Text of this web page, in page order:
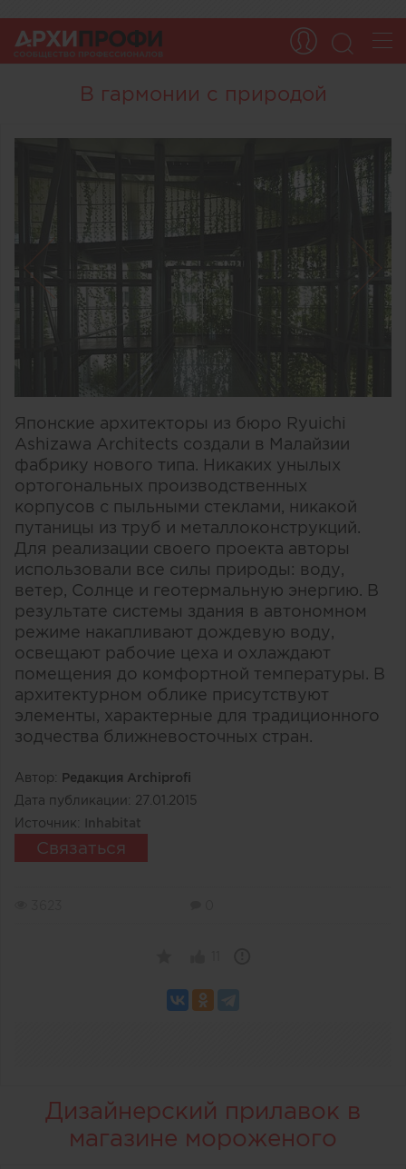
В гармонии с природой
Японские архитекторы из бюро Ryuichi
Ashizawa Architects создали в Малайзии
фабрику нового типа. Никаких унылых
ортогональных производственных
корпусов с пыльными стеклами, никакой
путаницы из труб и металлоконструкций.
Для реализации своего проекта авторы
использовали все силы природы: воду,
ветер, Солнце и геотермальную энергию. В
результате системы здания в автономном
режиме накапливают дождевую воду,
освещают рабочие цеха и охлаждают
помещения до комфортной температуры. В
архитектурном облике присутствуют
элементы, характерные для традиционного
зодчества ближневосточных стран.
Автор: Редакция Archiprofi
Дата публикации: 27.01.2015
Источник: Inhabitat
Связаться
Дизайнерский прилавок в
магазине мороженого